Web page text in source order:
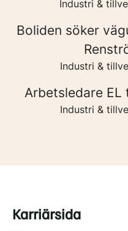
Industri &
Boliden söker
Industri &
Arbetsledare EL
Industri &
Karriärsida